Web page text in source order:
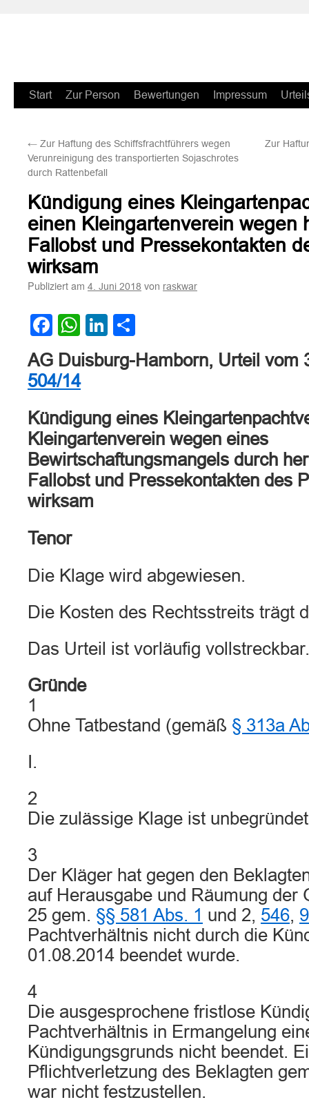
Zum
springen
Start Zur Person Bewertungen Impressum
← Zur Haftung des Schiffsfrachtführers wegen
Verunreinigung des transportierten Sojaschrotes
durch Rattenbefall
Zur
Kündigung eines
einen Kleingartenverein wegen
Fallobst und Pressekontakten
wirksam
Publiziert am 4. Juni 2018 von raskwar
Facebook
WhatsApp
LinkedIn
AG Duisburg-Hamborn, Urteil vom
504/14
Kündigung eines
Kleingartenverein wegen eines
Bewirtschaftungsmangels durch
Fallobst und Pressekontakten des
wirksam
Tenor
Die Klage wird abgewiesen.
Die Kosten des Rechtsstreits trägt
Das Urteil ist vorläufig vollstreckbar.
Gründe
1
Ohne Tatbestand (gemäß § 313a
I.
2
Die zulässige Klage ist
3
Der Kläger hat gegen den
auf Herausgabe und Räumung der
25 gem. §§ 581 Abs. 1 und 2, 546,
Pachtverhältnis nicht durch die
01.08.2014 beendet wurde.
4
Die ausgesprochene fristlose
Pachtverhältnis in Ermangelung
Kündigungsgrunds nicht beendet.
Pflichtverletzung des Beklagten
war nicht festzustellen.